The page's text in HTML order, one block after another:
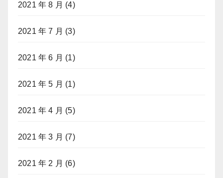
2021 年 8 月 (4)
2021 年 7 月 (3)
2021 年 6 月 (1)
2021 年 5 月 (1)
2021 年 4 月 (5)
2021 年 3 月 (7)
2021 年 2 月 (6)